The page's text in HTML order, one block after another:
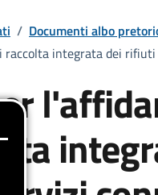
/ Documenti albo
integrata dei